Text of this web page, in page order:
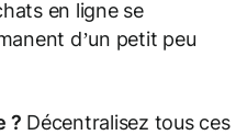
en ligne se
d’un petit peu
? Décentralisez tous ces